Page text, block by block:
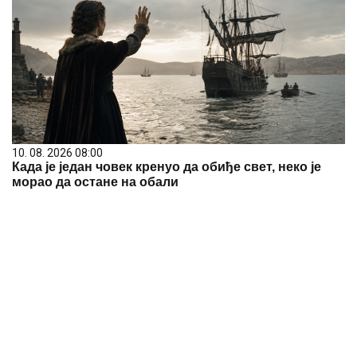
10. 08. 2026 08:00
Када је један човек кренуо да обиђе свет, неко је
морао да остане на обали